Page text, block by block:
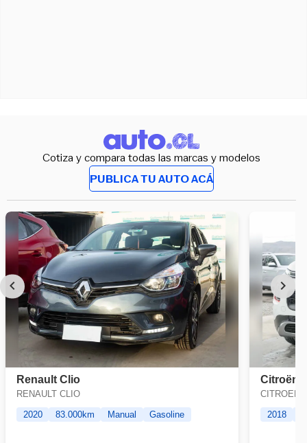
Cotiza y compara todas las marcas y modelos
PUBLICA TU AUTO ACÁ